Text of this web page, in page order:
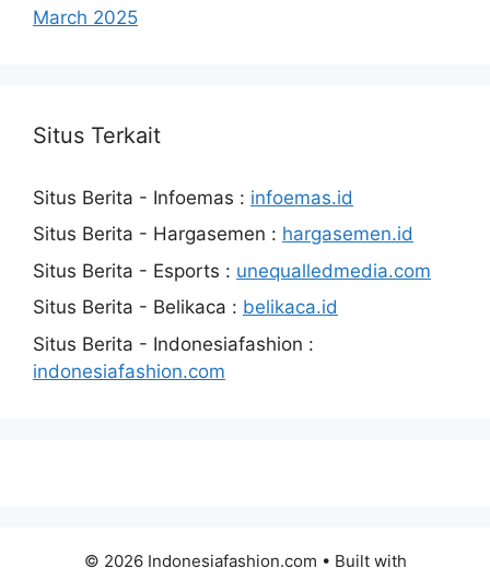
March 2025
Situs Terkait
Situs Berita - Infoemas : infoemas.id
Situs Berita - Hargasemen : hargasemen.id
Situs Berita - Esports : unequalledmedia.com
Situs Berita - Belikaca : belikaca.id
Situs Berita - Indonesiafashion :
indonesiafashion.com
© 2026 Indonesiafashion.com • Built with